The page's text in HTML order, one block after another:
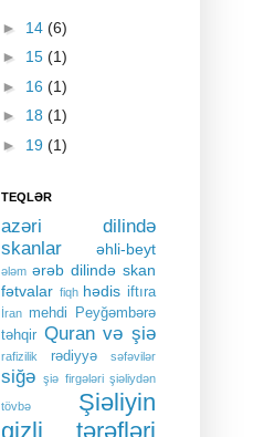
► 14 (6)
► 15 (1)
► 16 (1)
► 18 (1)
► 19 (1)
TEQLƏR
azəri dilində
skanlar
əhli-beyt
ələm ərəb dilində skan
fətvalar fiqh hədis iftıra
İran mehdi
Peyğəmbərə
təhqir Quran və şiə
rafizilik rədiyyə səfəvilər
siğə şiə firgələri şiəliydən
tövbə
Şiəliyin
gizli tərəfləri